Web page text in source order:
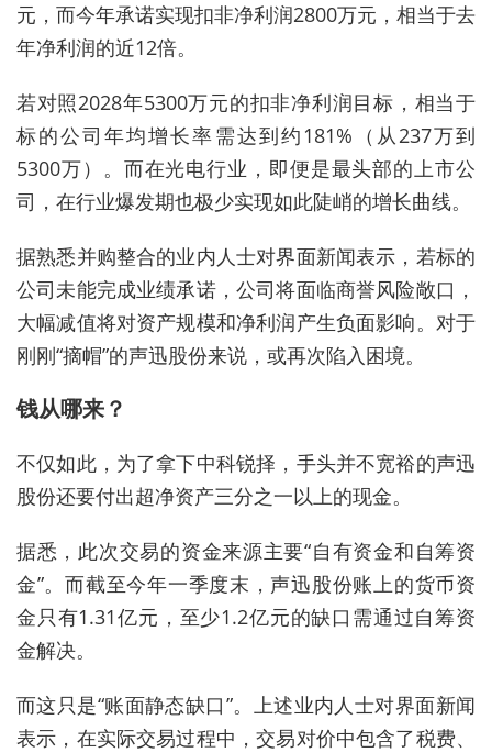
元，而今年承诺实现扣非净利润2800万元，相当于去
年净利润的近12倍。
若对照2028年5300万元的扣非净利润目标，相当于
标的公司年均增长率需达到约181%（从237万到
5300万）。而在光电行业，即便是最头部的上市公
司，在行业爆发期也极少实现如此陡峭的增长曲线。
据熟悉并购整合的业内人士对界面新闻表示，若标的
公司未能完成业绩承诺，公司将面临商誉风险敞口，
大幅减值将对资产规模和净利润产生负面影响。对于
刚刚“摘帽”的声迅股份来说，或再次陷入困境。
钱从哪来？
不仅如此，为了拿下中科锐择，手头并不宽裕的声迅
股份还要付出超净资产三分之一以上的现金。
据悉，此次交易的资金来源主要“自有资金和自筹资
金”。而截至今年一季度末，声迅股份账上的货币资
金只有1.31亿元，至少1.2亿元的缺口需通过自筹资
金解决。
而这只是“账面静态缺口”。上述业内人士对界面新闻
表示，在实际交易过程中，交易对价中包含了税费、